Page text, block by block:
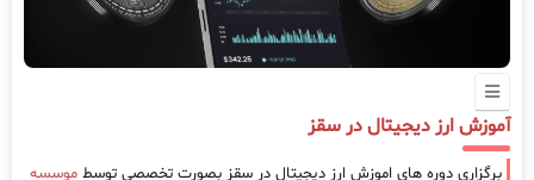
آموزش ارز دیجیتال در سقز
برگزاری دوره های اموزش ارز دیجیتال در سقز بصورت تخصصی توسط موسسه